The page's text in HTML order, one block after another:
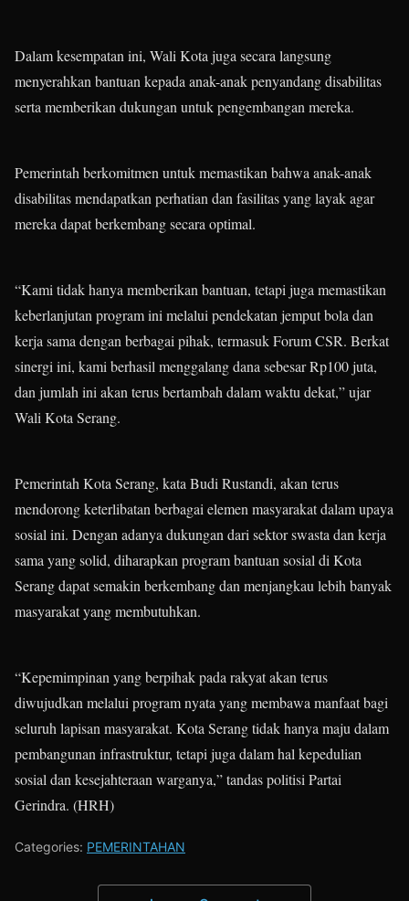
Dalam kesempatan ini, Wali Kota juga secara langsung
menyerahkan bantuan kepada anak-anak penyandang disabilitas
serta memberikan dukungan untuk pengembangan mereka.
Pemerintah berkomitmen untuk memastikan bahwa anak-anak
disabilitas mendapatkan perhatian dan fasilitas yang layak agar
mereka dapat berkembang secara optimal.
“Kami tidak hanya memberikan bantuan, tetapi juga memastikan
keberlanjutan program ini melalui pendekatan jemput bola dan
kerja sama dengan berbagai pihak, termasuk Forum CSR. Berkat
sinergi ini, kami berhasil menggalang dana sebesar Rp100 juta,
dan jumlah ini akan terus bertambah dalam waktu dekat,” ujar
Wali Kota Serang.
Pemerintah Kota Serang, kata Budi Rustandi, akan terus
mendorong keterlibatan berbagai elemen masyarakat dalam upaya
sosial ini. Dengan adanya dukungan dari sektor swasta dan kerja
sama yang solid, diharapkan program bantuan sosial di Kota
Serang dapat semakin berkembang dan menjangkau lebih banyak
masyarakat yang membutuhkan.
“Kepemimpinan yang berpihak pada rakyat akan terus
diwujudkan melalui program nyata yang membawa manfaat bagi
seluruh lapisan masyarakat. Kota Serang tidak hanya maju dalam
pembangunan infrastruktur, tetapi juga dalam hal kepedulian
sosial dan kesejahteraan warganya,” tandas politisi Partai
Gerindra. (HRH)
Categories: PEMERINTAHAN